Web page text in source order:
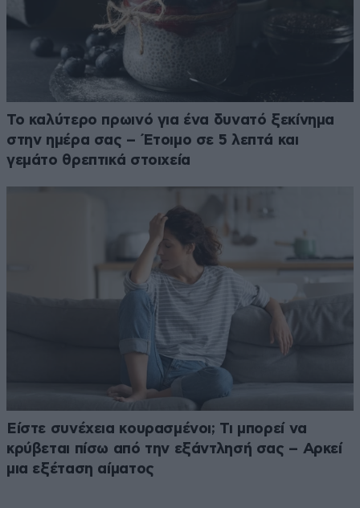
Το καλύτερο πρωινό για ένα δυνατό ξεκίνημα
στην ημέρα σας – Έτοιμο σε 5 λεπτά και
γεμάτο θρεπτικά στοιχεία
Είστε συνέχεια κουρασμένοι; Τι μπορεί να
κρύβεται πίσω από την εξάντλησή σας – Αρκεί
μια εξέταση αίματος